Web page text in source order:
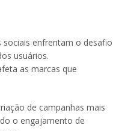
sociais enfrentam o desafio
usuários.
as marcas que
de campanhas mais
o engajamento de